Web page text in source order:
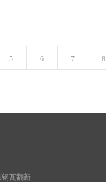
5 6 7 8
钢瓦翻新